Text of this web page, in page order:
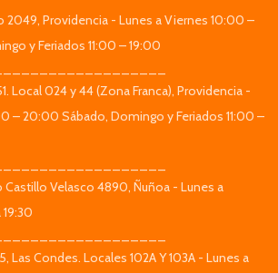
2049, Providencia - Lunes a Viernes 10:00 –
y Feriados 11:00 – 19:00
Local 024 y 44 (Zona Franca), Providencia -
– 20:00 Sábado, Domingo y Feriados 11:00 –
Castillo Velasco 4890, Ñuñoa - Lunes a
Las Condes. Locales 102A Y 103A - Lunes a